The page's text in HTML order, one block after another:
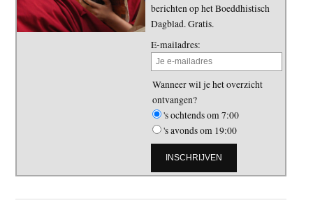
berichten op het Boeddhistisch
Dagblad. Gratis.
E-mailadres:
Wanneer wil je het overzicht
ontvangen?
's ochtends om 7:00
's avonds om 19:00